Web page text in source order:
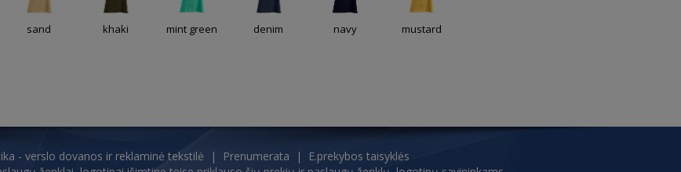
sand khaki mint green denim navy mustard
- verslo dovanos ir reklaminė tekstilė | Prenumerata |
E.prekybos taisyklės